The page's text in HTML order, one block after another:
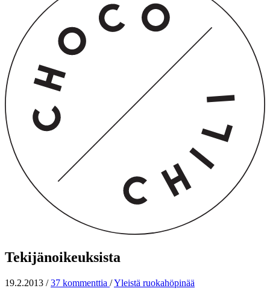
Tekijänoikeuksista
19.2.2013 / 37 kommenttia /Yleistä ruokahöpinää